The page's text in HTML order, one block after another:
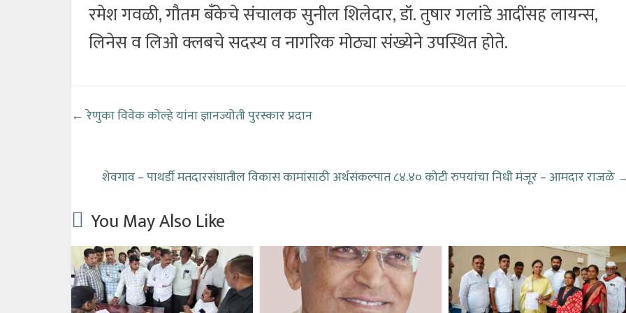
रमेश गवळी, गौतम बँकेचे संचालक सुनील शिलेदार, डॉ. तुषार गलांडे आदींसह लायन्स,
लिनेस व लिओ क्लबचे सदस्य व नागरिक मोठ्या संख्येने उपस्थित होते.
←रेणुका विवेक कोल्हे यांना ज्ञानज्योती पुरस्कार प्रदान
शेवगाव – पाथर्डी मतदारसंघातील विकास कामांसाठी अर्थसंकल्पात ८४.४० कोटी रुपयांचा निधी मंजूर – आमदार राजळे
You May Also Like